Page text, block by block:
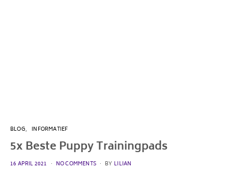
BLOG INFORMATIEF
5x Beste Puppy Trainingpads
POSTED
16 APRIL 2021 NO COMMENTS BY LILIAN